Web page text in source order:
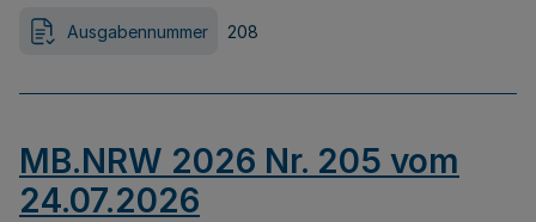
Ausgabennummer 208
MB.NRW 2026 Nr. 205 vom
24.07.2026